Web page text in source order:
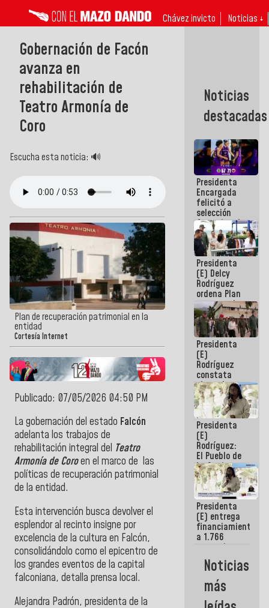
Chávez invicto Noticias ↓
Gobernación de Facón
avanza en
rehabilitación de
Teatro Armonía de
Coro
Escucha esta noticia: 🔊
Plan de recuperación patrimonial en la
entidad
Cortesía Internet
Publicado: 07/05/2026 04:50 PM
La gobernación del estado Falcón
adelanta los trabajos de
rehabilitación integral del Teatro
Armonía de Coroen el marco de las
políticas de recuperación patrimonial
de la entidad.
Esta intervención busca devolver el
esplendor al recinto insigne por
excelencia de la cultura en Falcón,
consolidándolo como el epicentro de
los grandes eventos de la capital
falconiana, detalla prensa local.
Alejandra Padrón, presidenta de la
Noticias
destacadas
Presidenta
Encargada
felicitó a
selección
femenina de
baloncesto
por su
clasificación
a la
AmeriCup
2027
Presidenta
(E) Delcy
Rodríguez
ordena Plan
maestro de
desarrollo
logístico y
turístico
para La
Guaira
Presidenta
(E)
Rodríguez
constata
obras de
rehabilitación
de Escuela
Militar de
Mamo en La
Guaira
Presidenta
(E)
Rodríguez:
El Pueblo de
La Guaira
siempre
estará
acompañada
por el
Gobierno
Nacional
Presidenta
(E) entrega
financiamientos
a 1.766
comerciantes
emprendedores
afectados
por
terremotos
Noticias
más